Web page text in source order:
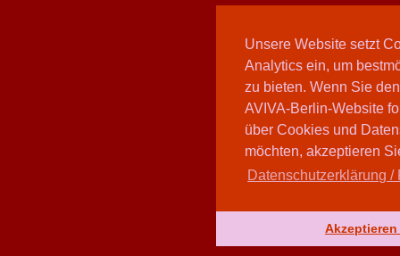
Unsere Website setzt
Analytics ein, um
zu bieten. Wenn Sie
AVIVA-Berlin-Website
über Cookies und
möchten, akzeptieren
Datenschutzerklärung /